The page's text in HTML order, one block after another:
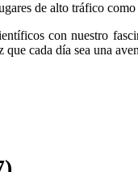
de alto tráfico
con nuestro
cada día sea una